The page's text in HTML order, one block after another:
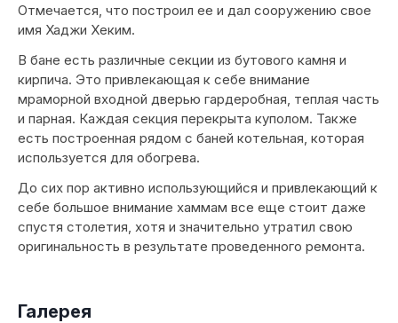
Отмечается, что построил ее и дал сооружению свое
имя Хаджи Хеким.
В бане есть различные секции из бутового камня и
кирпича. Это привлекающая к себе внимание
мраморной входной дверью гардеробная, теплая часть
и парная. Каждая секция перекрыта куполом. Также
есть построенная рядом с баней котельная, которая
используется для обогрева.
До сих пор активно использующийся и привлекающий к
себе большое внимание хаммам все еще стоит даже
спустя столетия, хотя и значительно утратил свою
оригинальность в результате проведенного ремонта.
Галерея